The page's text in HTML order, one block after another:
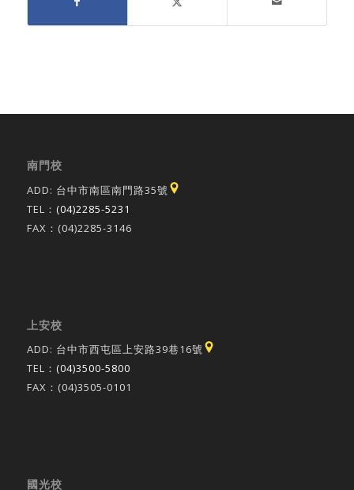
南門校
ADD: 台中市南區南門路35號
TEL： (04)2285-5231
FAX：(04)2285-3146
上安校
ADD: 台中市西屯區上安路39巷16號
TEL： (04)3500-5800
FAX：(04)3505-0101
國光校